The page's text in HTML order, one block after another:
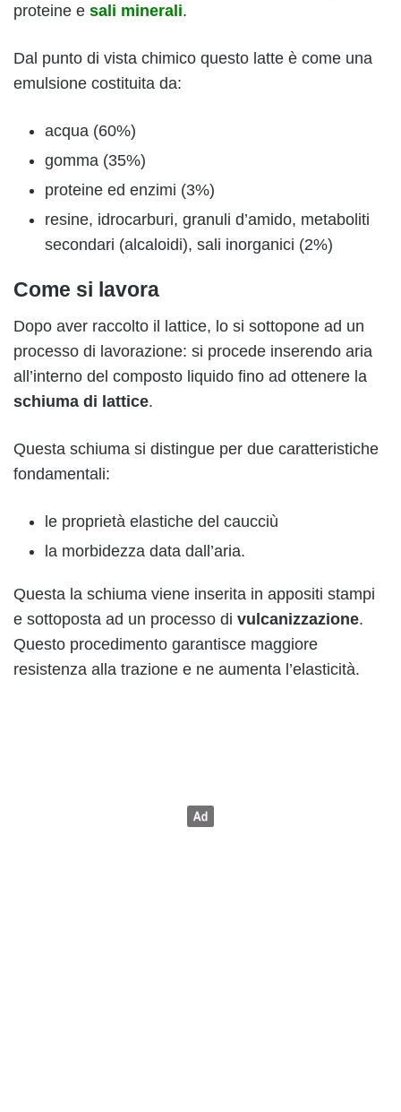
proteine e sali minerali.
Dal punto di vista chimico questo latte è come una
emulsione costituita da:
acqua (60%)
gomma (35%)
proteine ed enzimi (3%)
resine, idrocarburi, granuli d’amido, metaboliti
secondari (alcaloidi), sali inorganici (2%)
Come si lavora
Dopo aver raccolto il lattice, lo si sottopone ad un
processo di lavorazione: si procede inserendo aria
all’interno del composto liquido fino ad ottenere la
schiuma di lattice.
Questa schiuma si distingue per due caratteristiche
fondamentali:
le proprietà elastiche del caucciù
la morbidezza data dall’aria.
Questa la schiuma viene inserita in appositi stampi
e sottoposta ad un processo di vulcanizzazione.
Questo procedimento garantisce maggiore
resistenza alla trazione e ne aumenta l’elasticità.